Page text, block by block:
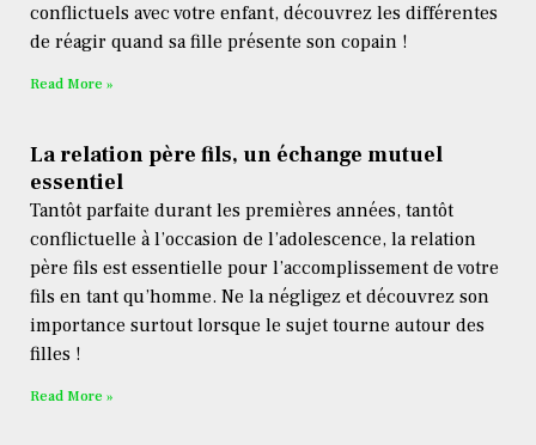
conflictuels avec votre enfant, découvrez les différentes
de réagir quand sa fille présente son copain !
Read More »
La relation père fils, un échange mutuel
essentiel
Tantôt parfaite durant les premières années, tantôt
conflictuelle à l’occasion de l’adolescence, la relation
père fils est essentielle pour l’accomplissement de votre
fils en tant qu’homme. Ne la négligez et découvrez son
importance surtout lorsque le sujet tourne autour des
filles !
Read More »